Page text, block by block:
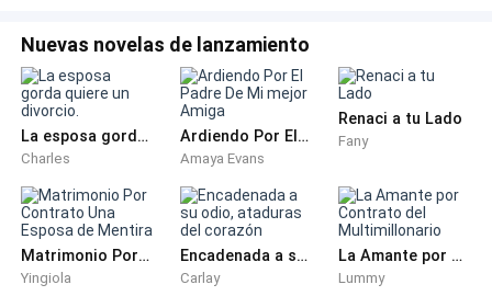
sonrojando.”
Lo decían en broma, pero dolía. No sabían lo sola que
se sentía la casa cuando Daniel estaba ausente, lo
perfunctorio que se habían vuelto sus noches cuando
intentado ser la esposa perfecta. La presión crecía
como una tormenta: su propio deseo, la curiosidad de
sus amigas, la sensación de una línea que temía y a la
que se sentía atraída a cruzar.
Nuevas novelas de lanzamiento
La esposa gorda quiere un divorcio.
Charles
Ardiendo Por El Padre De Mi mejor Amiga
Amaya Evans
Renaci a tu Lado
Fany
Matrimonio Por Contrato Una Esposa de Mentira
Yingiola
Encadenada a su odio, ataduras del corazón
Carlay
La Amante por Contrato del Multimillonario
Lummy